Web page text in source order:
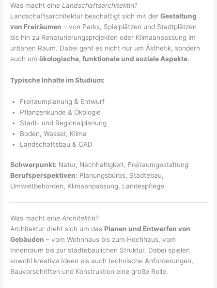
Was macht eine Landschaftsarchitektin?
Landschaftsarchitektur beschäftigt sich mit derGestaltung
von Freiräumen – von Parks, Spielplätzen und Stadtplätzen
bis hin zu Renaturierungsprojekten oder Klimaanpassung im
urbanen Raum. Dabei geht es nicht nur um Ästhetik, sondern
auch umökologische, funktionale und soziale Aspekte.
Typische Inhalte im Studium:
Freiraumplanung & Entwurf
Pflanzenkunde & Ökologie
Stadt- und Regionalplanung
Boden, Wasser, Klima
Landschaftsbau & CAD
Schwerpunkt: Natur, Nachhaltigkeit, Freiraumgestaltung
Berufsperspektiven: Planungsbüros, Städtebau,
Umweltbehörden, Klimaanpassung, Landespflege
Was macht eine Architektin?
Architektur dreht sich um das Planen und Entwerfen von
Gebäuden – vom Wohnhaus bis zum Hochhaus, vom
Innenraum bis zur städtebaulichen Struktur. Dabei spielen
sowohl kreative Ideen als auch technische Anforderungen,
Bauvorschriften und Konstruktion eine große Rolle.